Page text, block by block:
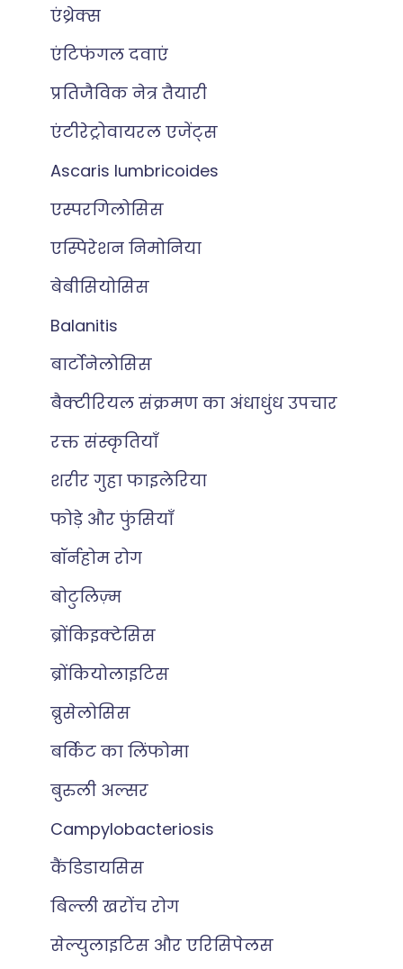
एंथ्रेक्स
एंटिफंगल दवाएं
प्रतिजैविक नेत्र तैयारी
एंटीरेट्रोवायरल एजेंट्स
Ascaris lumbricoides
एस्परगिलोसिस
एस्पिरेशन निमोनिया
बेबीसियोसिस
Balanitis
बार्टोनेलोसिस
बैक्टीरियल संक्रमण का अंधाधुंध उपचार
रक्त संस्कृतियाँ
शरीर गुहा फाइलेरिया
फोड़े और फुंसियाँ
बॉर्नहोम रोग
बोटुलिज़्म
ब्रोंकिइक्टेसिस
ब्रोंकियोलाइटिस
ब्रुसेलोसिस
बर्किट का लिंफोमा
बुरुली अल्सर
Campylobacteriosis
कैंडिडायसिस
बिल्ली खरोंच रोग
सेल्युलाइटिस और एरिसिपेलस